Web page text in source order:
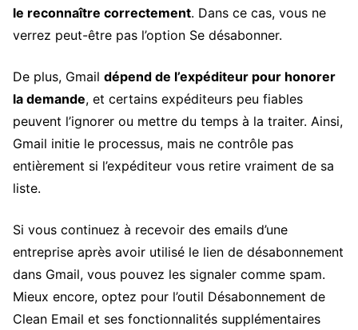
le reconnaître correctement. Dans ce cas, vous ne
verrez peut-être pas l’option Se désabonner.
De plus, Gmail dépend de l’expéditeur pour honorer
la demande, et certains expéditeurs peu fiables
peuvent l’ignorer ou mettre du temps à la traiter. Ainsi,
Gmail initie le processus, mais ne contrôle pas
entièrement si l’expéditeur vous retire vraiment de sa
liste.
Si vous continuez à recevoir des emails d’une
entreprise après avoir utilisé le lien de désabonnement
dans Gmail, vous pouvez les signaler comme spam.
Mieux encore, optez pour l’outil Désabonnement de
Clean Email et ses fonctionnalités supplémentaires